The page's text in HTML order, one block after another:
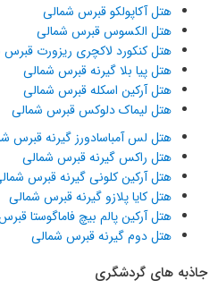
هتل آکاپولکو قبرس شمالی
هتل الکسوس قبرس شمالی
هتل کنکورد لاکچری ریزورت
هتل پیا بلا گیرنه قبرس شمالی
هتل آرکین اسکله قبرس شمالی
هتل لیماک دلوکس قبرس شمالی
هتل لس آمباسادورز گیرنه قبرس
هتل راکس گیرنه قبرس شمالی
هتل آرکین کلونی گیرنه قبرس
هتل کایا پلازو گیرنه قبرس شمالی
هتل آرکین پالم بیچ فاماگوستا
هتل دوم گیرنه قبرس شمالی
جاذبه های گردشگری